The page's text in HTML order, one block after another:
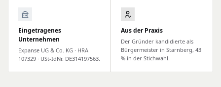
Eingetragenes
Unternehmen
Expanse UG & Co. KG · HRA
107329 · USt-IdNr. DE314197563.
Aus der Praxis
Der Gründer kandidierte als
Bürgermeister in Starnberg, 43
% in der Stichwahl.